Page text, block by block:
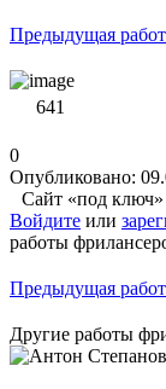
Предыдущая
641
0
Опубликовано:
Сайт «под ключ»
Войдите или
работы
Предыдущая
Другие работы